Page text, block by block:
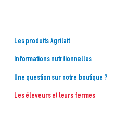
Les produits Agrilait
Informations nutritionnelles
Une question sur notre boutique ?
Les éleveurs et leurs fermes